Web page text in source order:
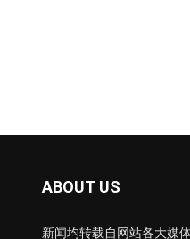
ABOUT US
新闻均转载自网站各大媒